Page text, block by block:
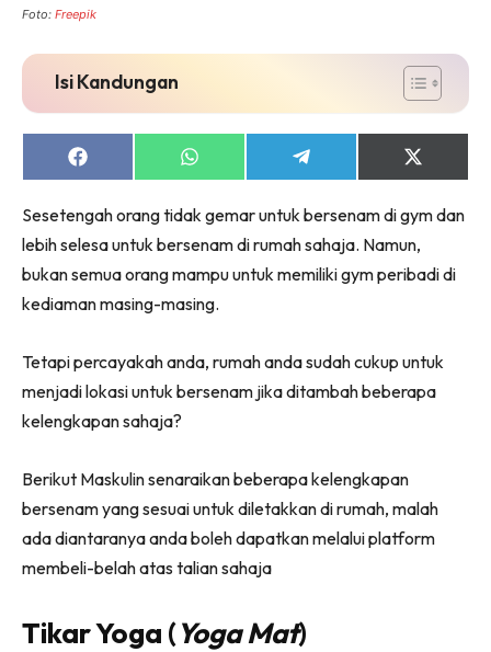
Foto: Freepik
Isi Kandungan
Share
on
Share
on
Share
on
Share
on
(Twitter)
Sesetengah orang tidak gemar untuk bersenam di gym dan
lebih selesa untuk bersenam di rumah sahaja. Namun,
bukan semua orang mampu untuk memiliki gym peribadi di
kediaman masing-masing.
Tetapi percayakah anda, rumah anda sudah cukup untuk
menjadi lokasi untuk bersenam jika ditambah beberapa
kelengkapan sahaja?
Berikut Maskulin senaraikan beberapa kelengkapan
bersenam yang sesuai untuk diletakkan di rumah, malah
ada diantaranya anda boleh dapatkan melalui platform
membeli-belah atas talian sahaja
Tikar Yoga (Yoga Mat)